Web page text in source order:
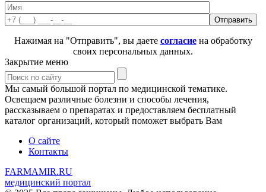
Нажимая на "Отправить", вы даете согласиена обработку
своих персональных данных.
Закрытие меню
Мы самый большой портал по медицинской тематике.
Освещаем различные болезни и способы лечения,
рассказываем о препаратах и предоставляем бесплатный
каталог организаций, который поможет выбрать Вам
О сайте
Контакты
FARMAMIR.RU
медицинский портал